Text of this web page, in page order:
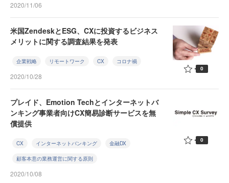
2020/11/06
米国ZendeskとESG、CXに投資するビジネス
メリットに関する調査結果を発表
企業戦略 リモートワーク CX コロナ禍
2020/10/28
0
プレイド、Emotion Techとインターネットバ
ンキング事業者向けCX簡易診断サービスを無
償提供
CX インターネットバンキング 金融DX
顧客本意の業務運営に関する原則
2020/10/08
0